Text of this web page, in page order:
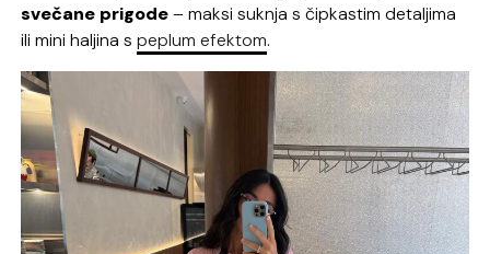
svečane prigode– maksi suknja s čipkastim detaljima
ili mini haljina speplum efektom.